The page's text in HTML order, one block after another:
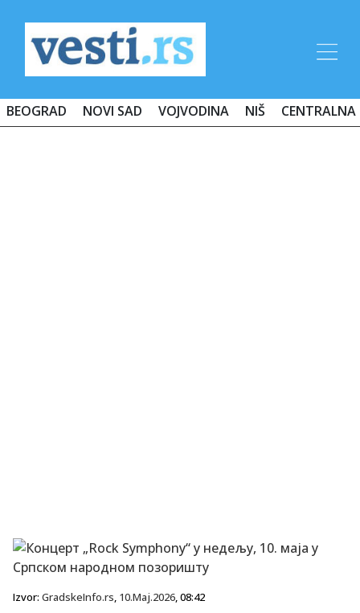
BEOGRAD NOVI SAD VOJVODINA NIŠ CENTRALNA
Izvor: GradskeInfo.rs, 10.Maj.2026, 08:42